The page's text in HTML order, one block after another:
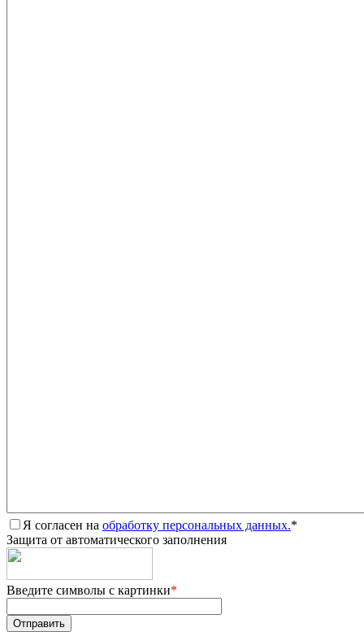
Я согласен на обработку персональных данных.*
Защита от автоматического заполнения
Введите символы с картинки*